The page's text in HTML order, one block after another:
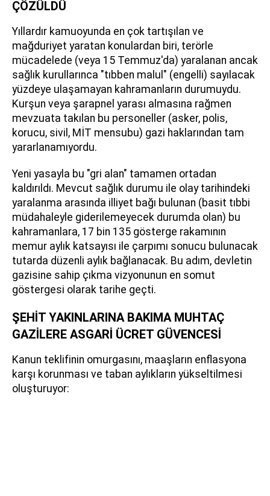
ÇÖZÜLDÜ
Yıllardır kamuoyunda en çok tartışılan ve
mağduriyet yaratan konulardan biri, terörle
mücadelede (veya 15 Temmuz'da) yaralanan ancak
sağlık kurullarınca "tıbben malul" (engelli) sayılacak
yüzdeye ulaşamayan kahramanların durumuydu.
Kurşun veya şarapnel yarası almasına rağmen
mevzuata takılan bu personeller (asker, polis,
korucu, sivil, MİT mensubu) gazi haklarından tam
yararlanamıyordu.
Yeni yasayla bu "gri alan" tamamen ortadan
kaldırıldı. Mevcut sağlık durumu ile olay tarihindeki
yaralanma arasında illiyet bağı bulunan (basit tıbbi
müdahaleyle giderilemeyecek durumda olan) bu
kahramanlara, 17 bin 135 gösterge rakamının
memur aylık katsayısı ile çarpımı sonucu bulunacak
tutarda düzenli aylık bağlanacak. Bu adım, devletin
gazisine sahip çıkma vizyonunun en somut
göstergesi olarak tarihe geçti.
ŞEHİT YAKINLARINA BAKIMA MUHTAÇ
GAZİLERE ASGARİ ÜCRET GÜVENCESİ
Kanun teklifinin omurgasını, maaşların enflasyona
karşı korunması ve taban aylıkların yükseltilmesi
oluşturuyor: